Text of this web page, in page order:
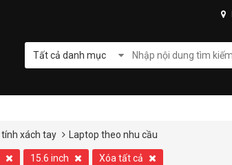
Tất cả danh mục
xách tay Laptop theo nhu cầu
15.6 inch Xóa tất cả